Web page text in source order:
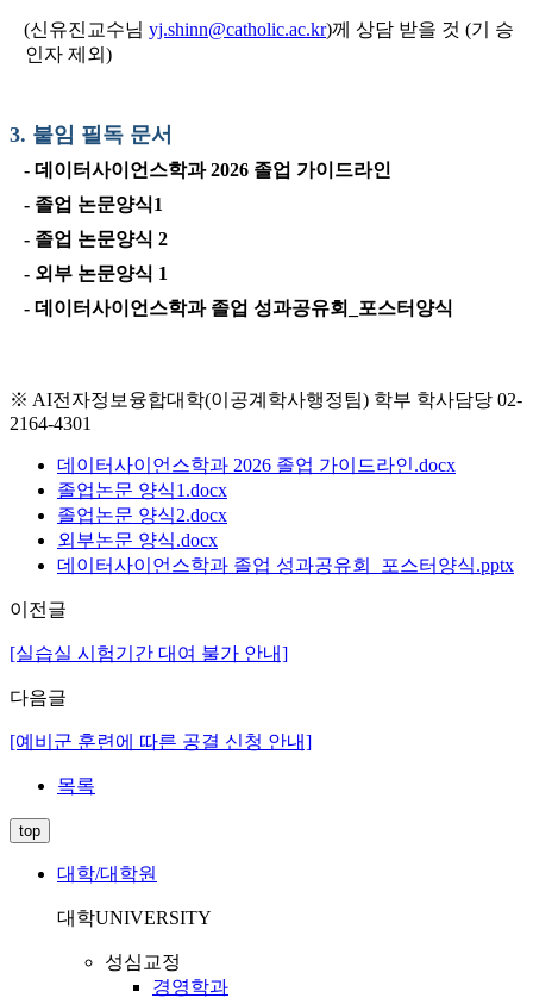
(신유진교수님 yj.shinn@catholic.ac.kr)께 상담 받을 것 (기 승
인자 제외)
3. 붙임 필독 문서
- 데이터사이언스학과 2026 졸업 가이드라인
- 졸업 논문양식1
- 졸업 논문양식 2
- 외부 논문양식 1
- 데이터사이언스학과 졸업 성과공유회_포스터양식
※ AI전자정보융합대학(이공계학사행정팀) 학부 학사담당 02-
2164-4301
데이터사이언스학과 2026 졸업 가이드라인.docx
졸업논문 양식1.docx
졸업논문 양식2.docx
외부논문 양식.docx
데이터사이언스학과 졸업 성과공유회_포스터양식.pptx
이전글
[실습실 시험기간 대여 불가 안내]
다음글
[예비군 훈련에 따른 공결 신청 안내]
목록
top
대학/대학원
대학UNIVERSITY
성심교정
경영학과